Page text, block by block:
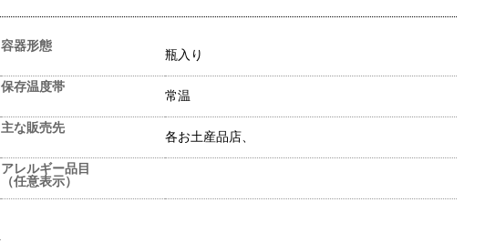
容器形態
瓶入り
保存温度帯
常温
主な販売先
各お土産品店、
アレルギー品目
（任意表示）